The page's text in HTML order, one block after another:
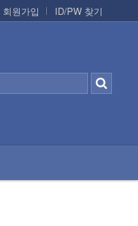
회원가입 ID/PW 찾기